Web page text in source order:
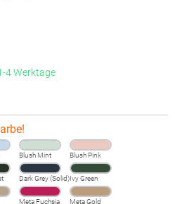
4 Werktage
Blush Mint Blush Pink
Dark Grey (Solid)Ivy Green
Meta Fuchsia Meta Gold